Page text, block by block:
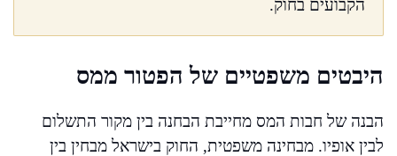
הקבועים בחוק.
היבטים משפטיים של הפטור ממס
הבנה של חבות המס מחייבת הבחנה בין מקור התשלום
לבין אופיו. מבחינה משפטית, החוק בישראל מבחין בין